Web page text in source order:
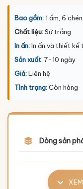
Bao gồm: 1 ấm, 6
Chất liệu:Sứ trắng
In ấn:In ấn và thiết kế
Sản xuất: 7-10 ngày
Giá:Liên hệ
Tình trạng: Còn hàng
Dòng sản